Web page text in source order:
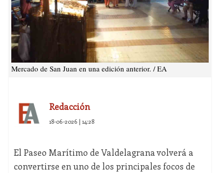
Mercado de San Juan en una edición anterior. / EA
Redacción
18-06-2026 | 14:28
El Paseo Marítimo de Valdelagrana volverá a
convertirse en uno de los principales focos de